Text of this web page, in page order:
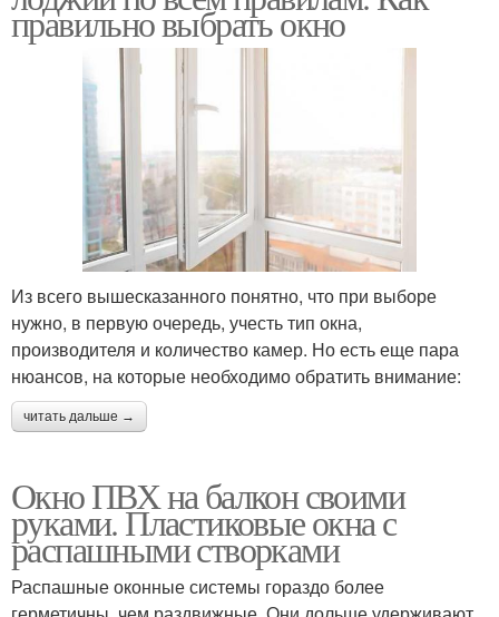
правильно выбрать окно
Из всего вышесказанного понятно, что при выборе
нужно, в первую очередь, учесть тип окна,
производителя и количество камер. Но есть еще пара
нюансов, на которые необходимо обратить внимание:
читать дальше →
Окно ПВХ на балкон своими
руками. Пластиковые окна с
распашными створками
Распашные оконные системы гораздо более